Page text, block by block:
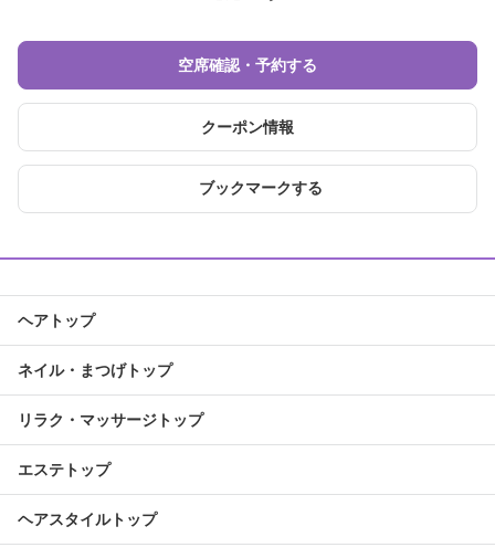
空席確認・予約する
クーポン情報
ブックマークする
ヘアトップ
ネイル・まつげトップ
リラク・マッサージトップ
エステトップ
ヘアスタイルトップ